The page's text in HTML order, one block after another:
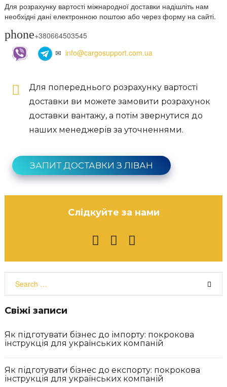
Для розрахунку вартості міжнародної доставки надішліть нам
необхідні дані електронною поштою або через форму на сайті.
phone+380664503545
✉ info@cargosupport.com.ua
Для попереднього розрахунку вартості
доставки ви можете замовити розрахунок
доставки вантажу, а потім звернутися до
наших менеджерів за уточненнями.
ЗАПИТ ДОСТАВКИ З ЛІВАН
Слідкуйте за нами
a
c
b
n
s
a
m
o
u
u
a
r
Свіжі записи
Як підготувати бізнес до імпорту: покрокова
інструкція для українських компаній
Як підготувати бізнес до експорту: покрокова
інструкція для українських компаній